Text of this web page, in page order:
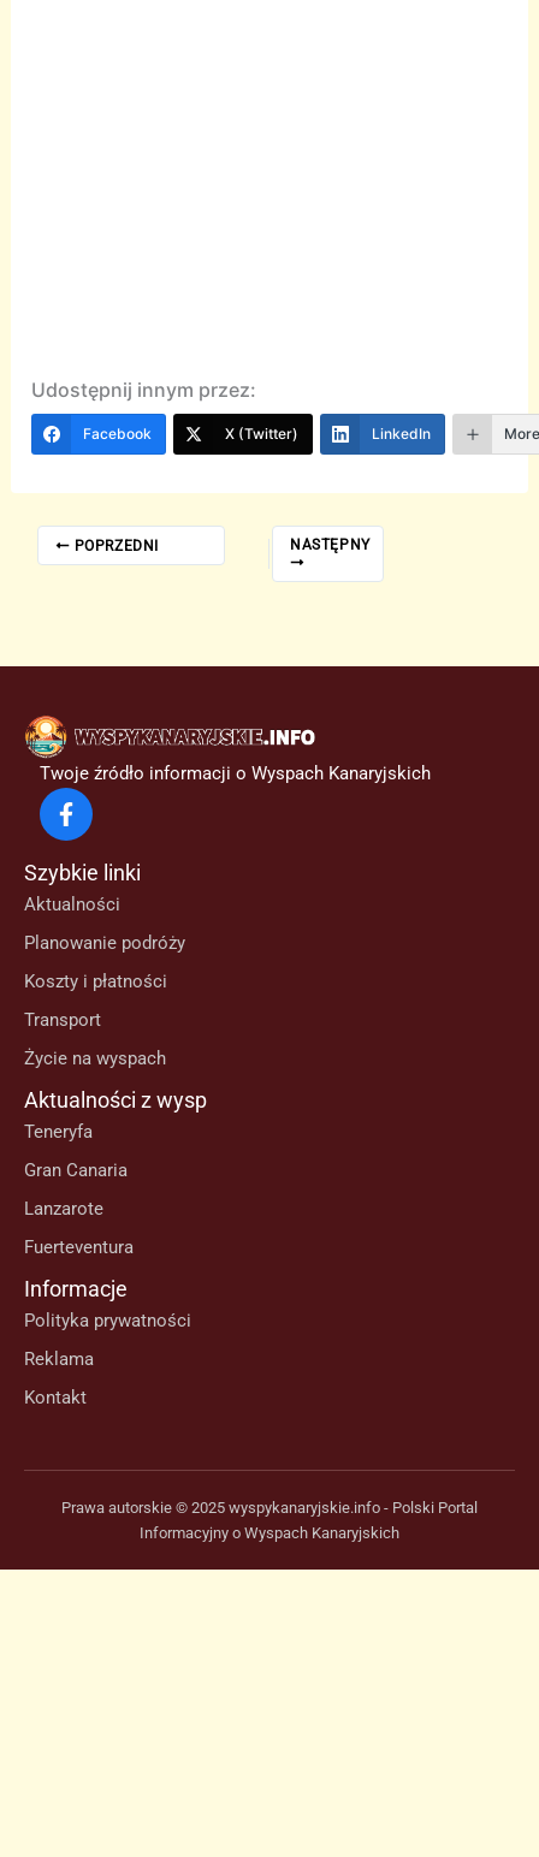
Udostępnij innym przez:
Facebook X (Twitter) LinkedIn
POPRZEDNI NASTĘPNY
Twoje źródło informacji o Wyspach Kanaryjskich
Szybkie linki
Aktualności
Planowanie podróży
Koszty i płatności
Transport
Życie na wyspach
Aktualności z wysp
Teneryfa
Gran Canaria
Lanzarote
Fuerteventura
Informacje
Polityka prywatności
Reklama
Kontakt
Prawa autorskie © 2025 wyspykanaryjskie.info - Polski Portal
Informacyjny o Wyspach Kanaryjskich